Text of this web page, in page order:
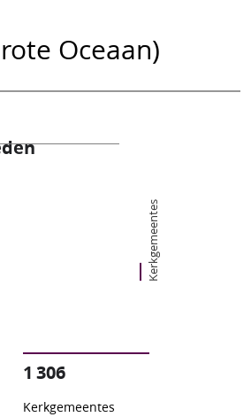
Oceaan)
Kerkgemeentes
1 306
Kerkgemeentes